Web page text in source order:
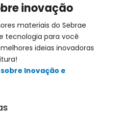
inovação
materiais do Sebrae
tecnologia para você
ideias inovadoras
Inovação e